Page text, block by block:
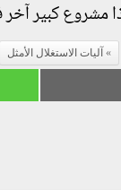
مشروع كبير
آليات الاستغلال الأمثل